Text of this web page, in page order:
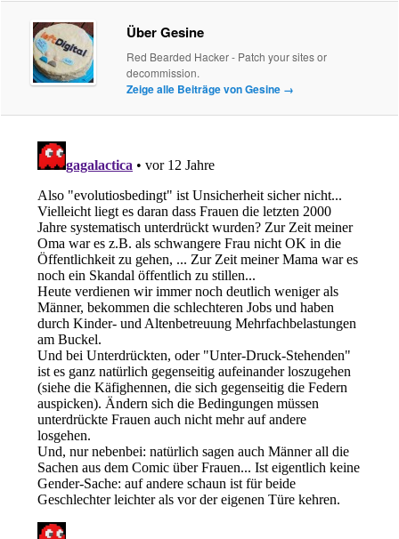
Über Gesine
Red Bearded Hacker - Patch your sites or
decommission.
Zeige alle Beiträge von Gesine →